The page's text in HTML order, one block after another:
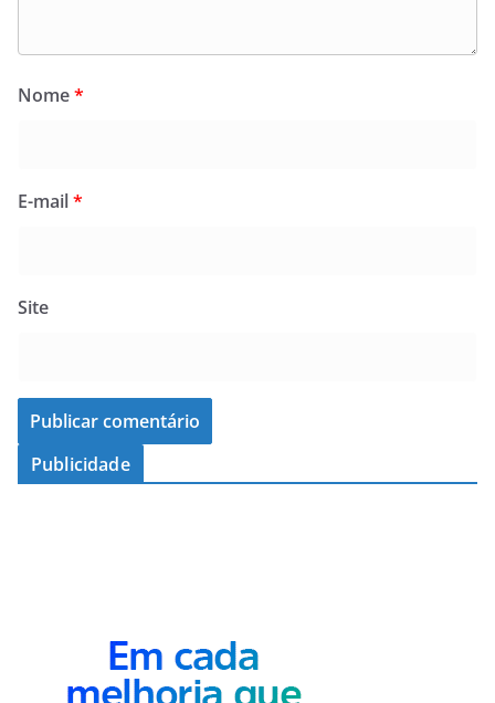
Nome*
E-mail*
Site
Publicidade